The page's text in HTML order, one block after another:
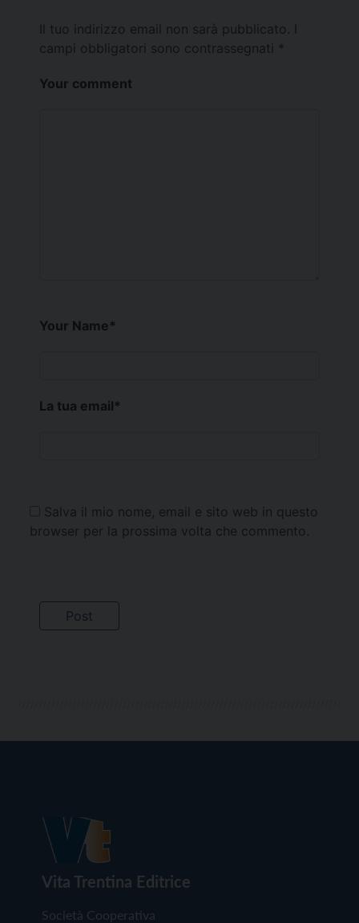
Il tuo indirizzo email non sarà pubblicato.
campi obbligatori sono contrassegnati *
Your comment
Your Name*
La tua email*
Salva il mio nome, email e sito web in questo
browser per la prossima volta che commento.
Vita Trentina Editrice
Società Cooperativa